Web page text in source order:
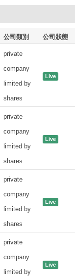
公司類別 公司狀態
private
company
limited by
shares
Live
private
company
limited by
shares
Live
private
company
limited by
shares
Live
private
company
limited by
Live